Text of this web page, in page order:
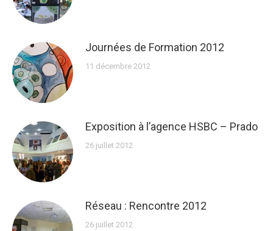
Journées de Formation 2012
11 décembre 2012
Exposition à l’agence HSBC – Prado
26 juillet 2012
Réseau : Rencontre 2012
26 juillet 2012